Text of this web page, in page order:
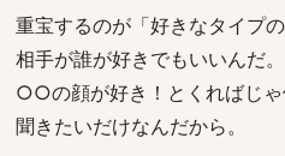
重宝するのが「好きなタイプの
相手が誰が好きでもいいんだ。
○○の顔が好き！とくればじゃ
聞きたいだけなんだから。